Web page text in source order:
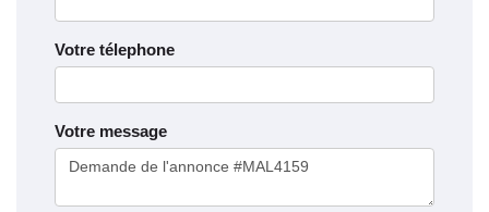
Votre télephone
Votre message